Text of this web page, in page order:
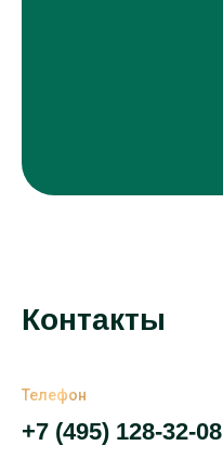
Контакты
+7 (495) 128-32-08
Телефон